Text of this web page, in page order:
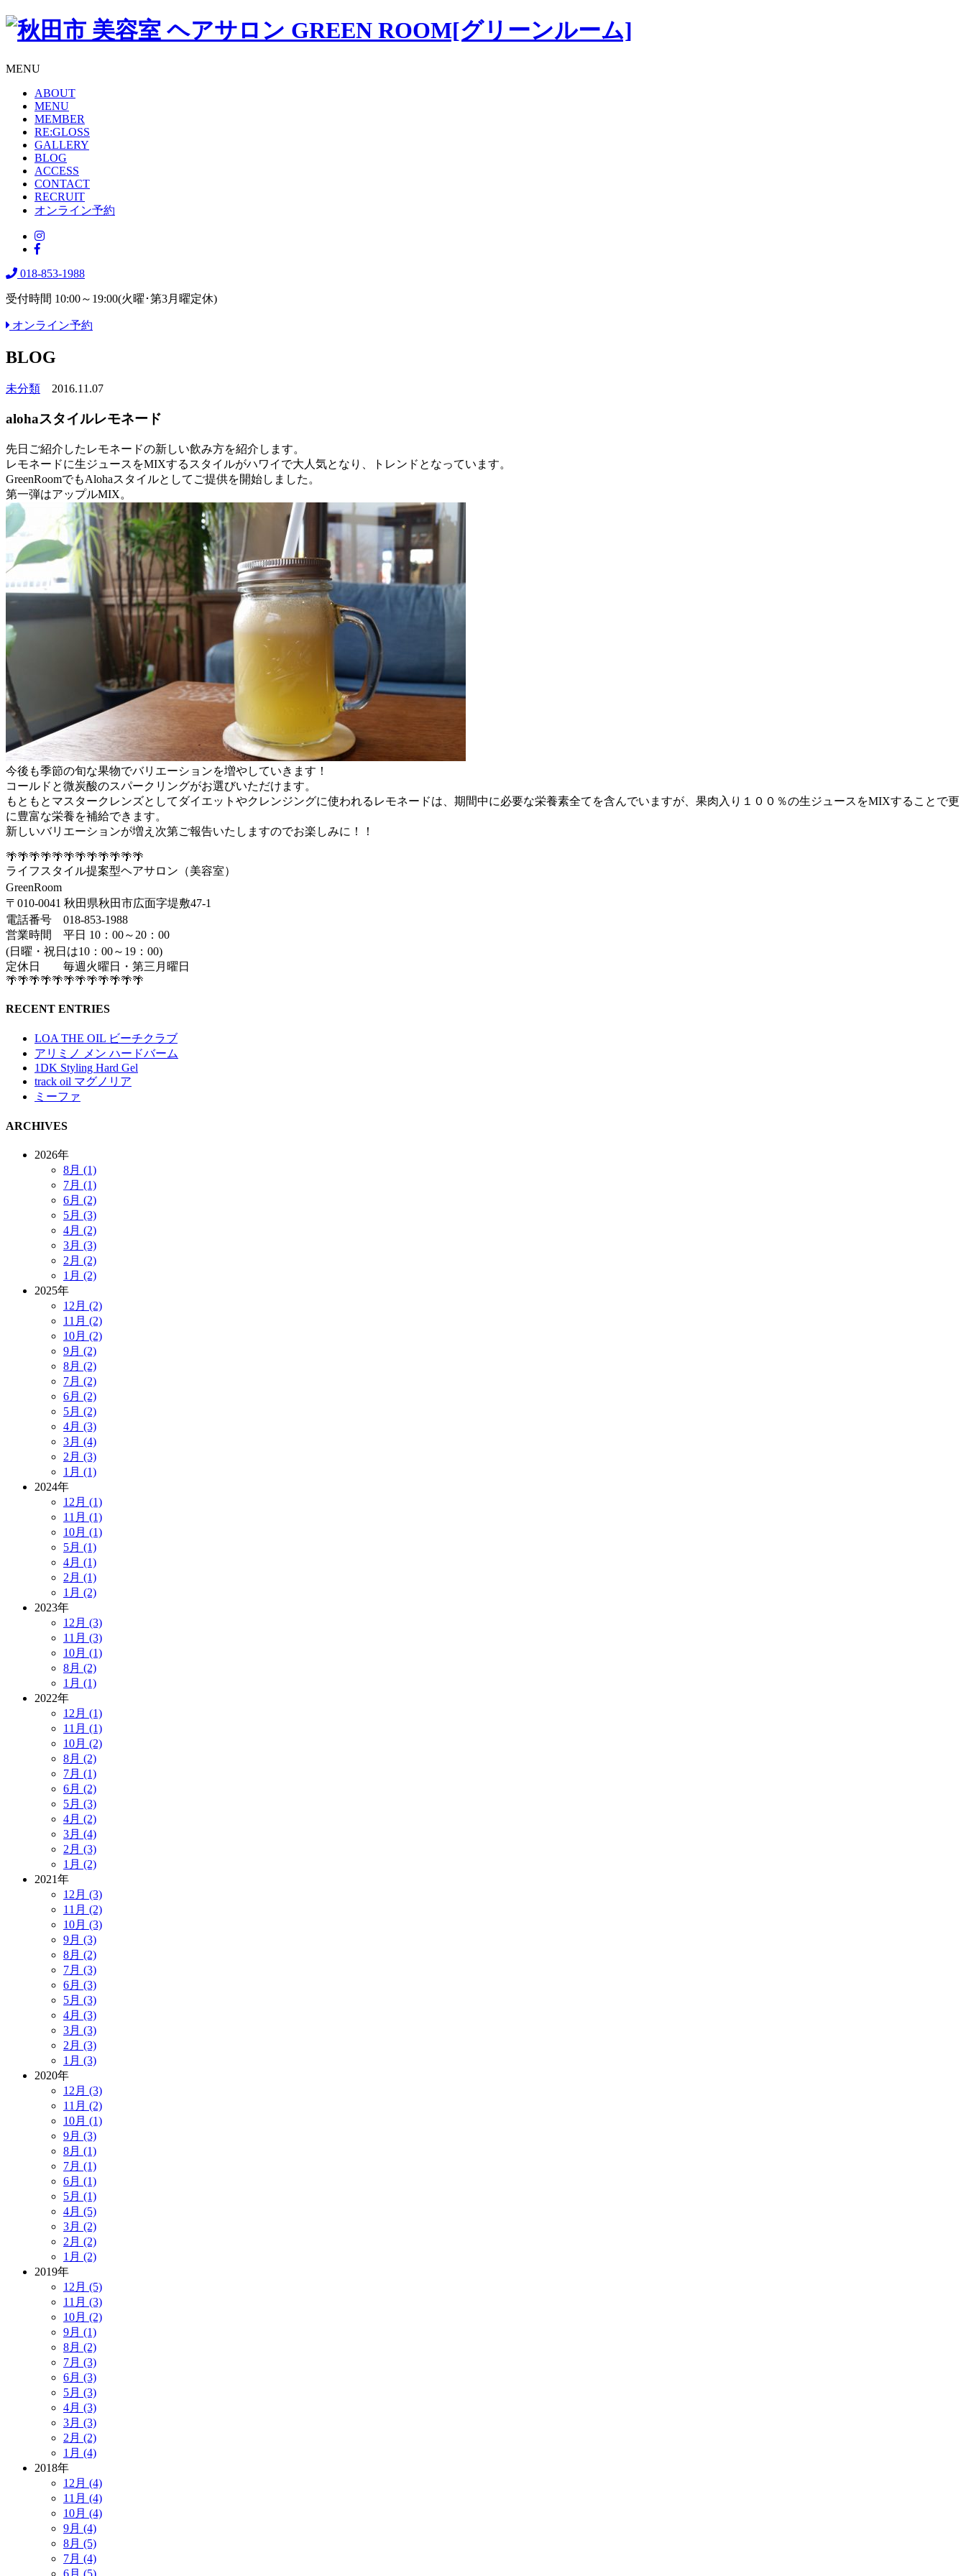
MENU
ABOUT
MENU
MEMBER
RE:GLOSS
GALLERY
BLOG
ACCESS
CONTACT
RECRUIT
オンライン予約
018-853-1988
受付時間 10:00～19:00(火曜･第3月曜定休)
オンライン予約
BLOG
未分類 2016.11.07
alohaスタイルレモネード
先日ご紹介したレモネードの新しい飲み方を紹介します。
レモネードに生ジュースをMIXするスタイルがハワイで大人気となり、トレンドとなっています。
GreenRoomでもAlohaスタイルとしてご提供を開始しました。
第一弾はアップルMIX。
今後も季節の旬な果物でバリエーションを増やしていきます！
コールドと微炭酸のスパークリングがお選びいただけます。
もともとマスタークレンズとしてダイエットやクレンジングに使われるレモネードは、期間中に必要な栄養素全てを含んでいますが、果肉入り１００％の生ジュースをMIXすることで更
に豊富な栄養を補給できます。
新しいバリエーションが増え次第ご報告いたしますのでお楽しみに！！
🌴🌴🌴🌴🌴🌴🌴🌴🌴🌴🌴🌴
ライフスタイル提案型ヘアサロン（美容室）
GreenRoom
〒010-0041 秋田県秋田市広面字堤敷47-1
電話番号 018-853-1988
営業時間 平日 10：00～20：00
(日曜・祝日は10：00～19：00)
定休日 毎週火曜日・第三月曜日
🌴🌴🌴🌴🌴🌴🌴🌴🌴🌴🌴🌴
RECENT ENTRIES
LOA THE OIL ビーチクラブ
アリミノ メン ハードバーム
1DK Styling Hard Gel
track oil マグノリア
ミーファ
ARCHIVES
2026年
8月 (1)
7月 (1)
6月 (2)
5月 (3)
4月 (2)
3月 (3)
2月 (2)
1月 (2)
2025年
12月 (2)
11月 (2)
10月 (2)
9月 (2)
8月 (2)
7月 (2)
6月 (2)
5月 (2)
4月 (3)
3月 (4)
2月 (3)
1月 (1)
2024年
12月 (1)
11月 (1)
10月 (1)
5月 (1)
4月 (1)
2月 (1)
1月 (2)
2023年
12月 (3)
11月 (3)
10月 (1)
8月 (2)
1月 (1)
2022年
12月 (1)
11月 (1)
10月 (2)
8月 (2)
7月 (1)
6月 (2)
5月 (3)
4月 (2)
3月 (4)
2月 (3)
1月 (2)
2021年
12月 (3)
11月 (2)
10月 (3)
9月 (3)
8月 (2)
7月 (3)
6月 (3)
5月 (3)
4月 (3)
3月 (3)
2月 (3)
1月 (3)
2020年
12月 (3)
11月 (2)
10月 (1)
9月 (3)
8月 (1)
7月 (1)
6月 (1)
5月 (1)
4月 (5)
3月 (2)
2月 (2)
1月 (2)
2019年
12月 (5)
11月 (3)
10月 (2)
9月 (1)
8月 (2)
7月 (3)
6月 (3)
5月 (3)
4月 (3)
3月 (3)
2月 (2)
1月 (4)
2018年
12月 (4)
11月 (4)
10月 (4)
9月 (4)
8月 (5)
7月 (4)